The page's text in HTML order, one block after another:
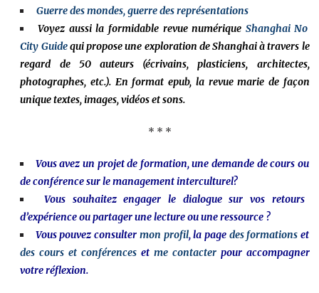
Guerre des mondes, guerre des représentations
Voyez aussi la formidable revue numérique Shanghai No
City Guidequi propose une exploration de Shanghai à travers le
regard de 50 auteurs (écrivains, plasticiens, architectes,
photographes, etc.). En format epub, la revue marie de façon
unique textes, images, vidéos et sons.
* * *
Vous avez un projet de formation, une demande de cours ou
de conférence sur le management interculturel?
Vous souhaitez engager le dialogue sur vos retours
d’expérience ou partager une lecture ou une ressource ?
Vous pouvez consulter mon profil, la page des formations et
des cours et conférences et me contacter pour accompagner
votre réflexion.